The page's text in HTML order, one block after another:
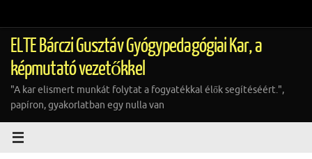
tartalomra
ELTE Bárczi Gusztáv Gyógypedagógiai Kar, a
képmutató vezetőkkel
"A kar elismert munkát folytat a fogyatékkal élők segítéséért.",
papíron, gyakorlatban egy nulla van